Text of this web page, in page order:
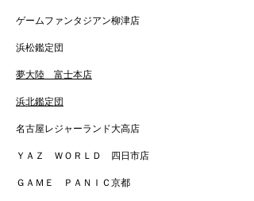
ゲームファンタジアン柳津店
浜松鑑定団
夢大陸 富士本店
浜北鑑定団
名古屋レジャーランド大高店
ＹＡＺ ＷＯＲＬＤ 四日市店
ＧＡＭＥ ＰＡＮＩＣ京都